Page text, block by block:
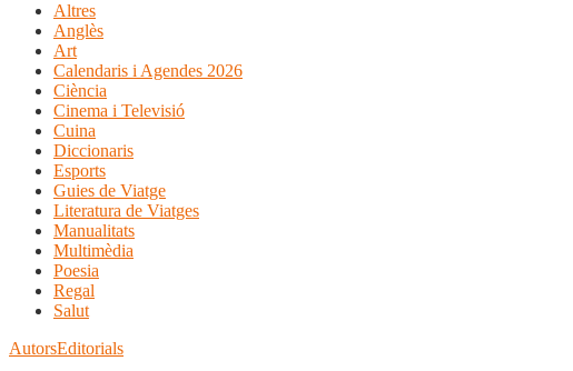
Altres
Anglès
Art
Calendaris i Agendes 2026
Ciència
Cinema i Televisió
Cuina
Diccionaris
Esports
Guies de Viatge
Literatura de Viatges
Manualitats
Multimèdia
Poesia
Regal
Salut
AutorsEditorials